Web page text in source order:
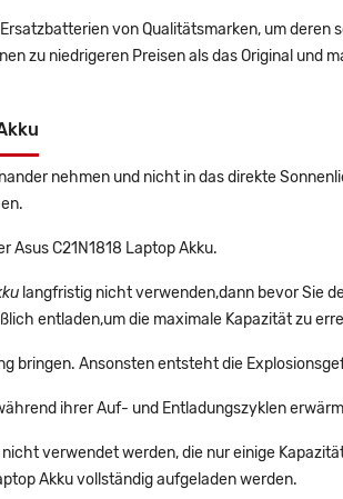
von Qualitätsmarken, um
zu niedrigeren Preisen als das Original und
nehmen und nicht in das direkte
C21N1818 Laptop Akku.
langfristig nicht verwenden,dann bevor Sie
entladen,um die maximale Kapazität zu
bringen. Ansonsten entsteht die
ihrer Auf- und Entladungszyklen
verwendet werden, die nur einige
Akku vollständig aufgeladen werden.